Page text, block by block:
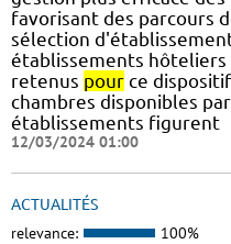
favorisant des parcours
sélection
établissements hôteliers
retenus pour ce
chambres disponibles
établissements figurent
12/03/2024 01:00
ACTUALITÉS
relevance: 100%